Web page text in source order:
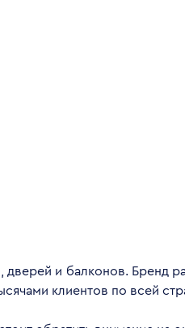
и балконов. Бренд
клиентов по всей